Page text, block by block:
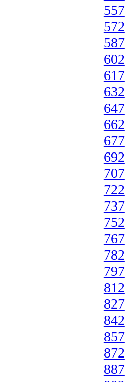
557
572
587
602
617
632
647
662
677
692
707
722
737
752
767
782
797
812
827
842
857
872
887